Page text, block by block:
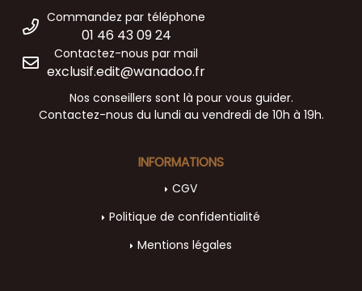
Commandez par téléphone
01 46 43 09 24
Contactez-nous par mail
exclusif.edit@wanadoo.fr
Nos conseillers sont là pour vous guider.
Contactez-nous du lundi au vendredi de 10h à 19h.
INFORMATIONS
CGV
Politique de confidentialité
Mentions légales